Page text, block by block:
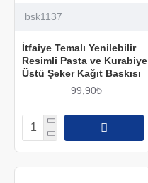
bsk1137
İtfaiye Temalı Yenilebilir
Resimli Pasta ve Kurabiye
Üstü Şeker Kağıt Baskısı
99,90₺